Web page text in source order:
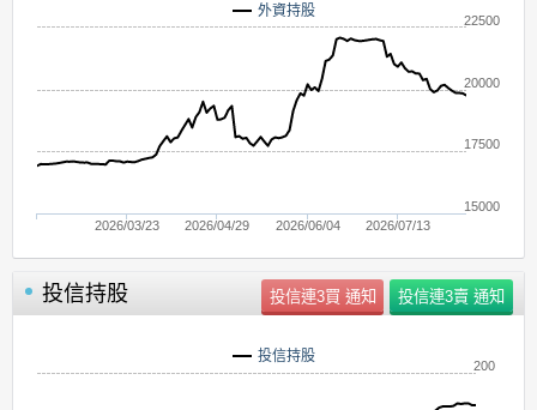
外資持股
2026/03/23 2026/04/29 2026/06/04 2026/07/13
20000
15000
17500
22500
投信持股
投信持股
200